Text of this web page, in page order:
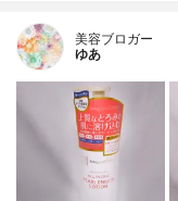
美容ブロガー
ゆあ